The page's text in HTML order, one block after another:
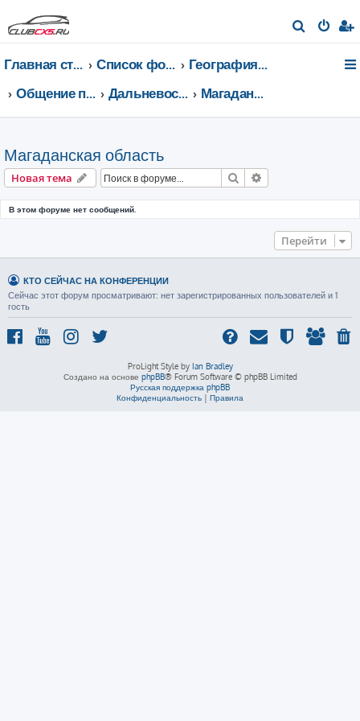
о
Главная страница Список форумов
География Клуба CX-5 CLUB
Общение по регионам
Дальневосточный федеральный округ Магаданская область
Магаданская область
Новая тема Поиск
В этом форуме нет сообщений.
Перейти
КТО СЕЙЧАС НА КОНФЕРЕНЦИИ
Сейчас этот форум просматривают: нет зарегистрированных пользователей и 1
гость
ProLight Style by Ian Bradley
Создано на основе phpBB® Forum Software © phpBB Limited
Русская поддержка phpBB
Конфиденциальность | Правила